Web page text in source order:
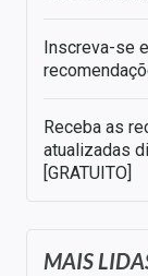
Inscreva-se
Receba as
atualizadas
[GRATUITO]
MAIS